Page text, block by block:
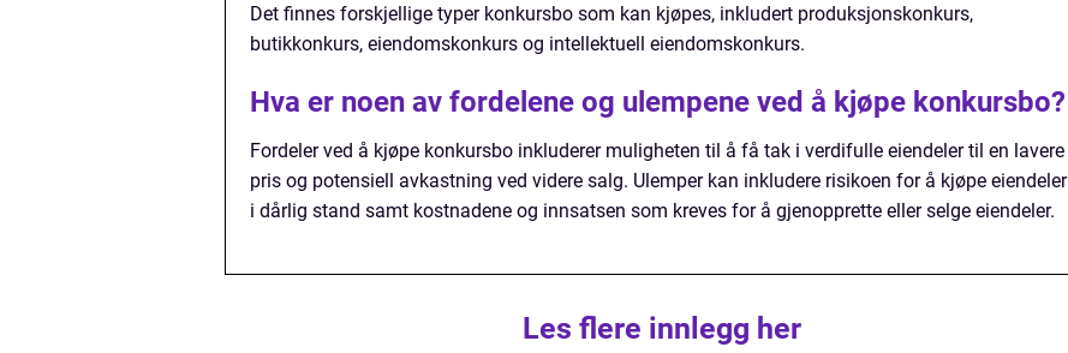
Det finnes forskjellige typer konkursbo som kan kjøpes, inkludert produksjonskonkurs,
butikkonkurs, eiendomskonkurs og intellektuell eiendomskonkurs.
Hva er noen av fordelene og ulempene ved å kjøpe konkursbo?
Fordeler ved å kjøpe konkursbo inkluderer muligheten til å få tak i verdifulle eiendeler til en lavere
pris og potensiell avkastning ved videre salg. Ulemper kan inkludere risikoen for å kjøpe eiendeler
i dårlig stand samt kostnadene og innsatsen som kreves for å gjenopprette eller selge eiendeler.
Les flere innlegg her